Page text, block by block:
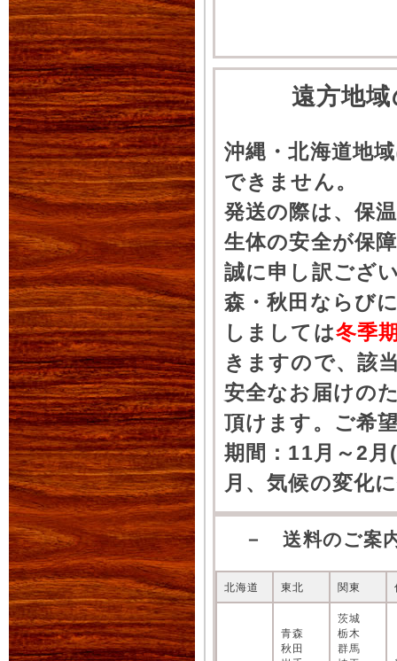
遠方地
沖縄・北海道地
できません。
発送の際は、保
生体の安全が保
誠に申し訳ござ
森・秋田ならび
しましては冬季
きますので、該
安全なお届けの
頂けます。ご希
期間：11月～2
月、気候の変化
－ 送料のご案
北海道 東北 関東
青森
秋田
茨城
栃木
群馬